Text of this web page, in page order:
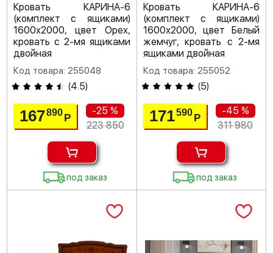
Кровать КАРИНА-6
(комплект с ящиками)
1600х2000, цвет Орех,
кровать с 2-мя ящиками
двойная
Код товара: 255048
(4.5)
167890Р
-25 %
223 850
под заказ
Кровать КАРИНА-6
(комплект с ящиками)
1600х2000, цвет Белый
жемчуг, кровать с 2-мя
ящиками двойная
Код товара: 255052
(5)
171590 Р
-45 %
311 980
под заказ